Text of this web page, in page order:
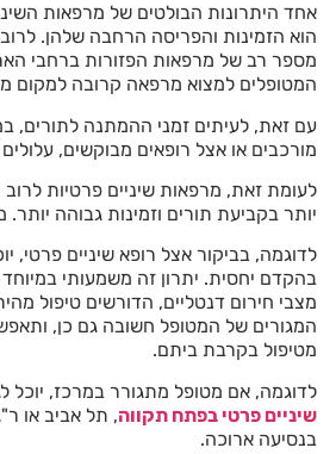
אחד היתרונות הבולטים של מרפאות
הוא הזמינות והפריסה הרחבה שלהן.
מספר רב של מרפאות הפזורות ברחבי
המטופלים למצוא מרפאה קרובה למקום
עם זאת, לעיתים זמני ההמתנה לתורים,
מורכבים או אצל רופאים מבוקשים,
לעומת זאת, מרפאות שיניים פרטיות
יותר בקביעת תורים וזמינות גבוהה יותר.
לדוגמה, בביקור אצל רופא שיניים פרטי,
בהקדם יחסית. יתרון זה משמעותי
מצבי חירום דנטליים, הדורשים טיפול
המגורים של המטופל חשובה גם כן,
מטיפול בקרבת ביתם.
לדוגמה, אם מטופל מתגורר במרכז, יוכל
שיניים פרטי בפתח תקווה, תל אביב או
בנסיעה ארוכה.